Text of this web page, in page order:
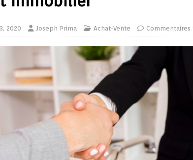
2020 Joseph Prima Achat-Vente Commentaires